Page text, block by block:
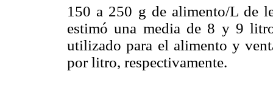
150 a 250 g de alimento/L de
estimó una media de 8 y 9
utilizado para el alimento y
por litro, respectivamente.